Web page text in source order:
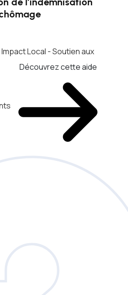
Local - Soutien aux
Découvrez cette aide